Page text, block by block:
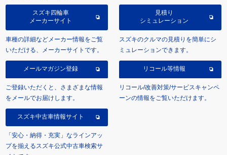
スズキ四輪車
メーカーサイト
車種の詳細などメーカー情報をご覧
いただける、メーカーサイトです。
見積り
シミュレーション
スズキのクルマの見積りを簡単にシ
ミュレーションできます。
メールマガジン登録
ご登録いただくと、さまざまな情報
をメールでお届けします。
リコール等情報
リコール/改善対策/サービスキャンペ
ーンの情報をご覧いただけます。
スズキ中古車情報サイト
「安心・納得・充実」なラインアッ
プを揃えるスズキ公式中古車検索サ